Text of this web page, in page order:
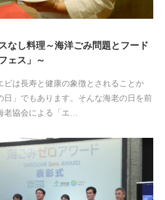
なし料理～海洋ごみ問題とフード
ェス」～
ビは長寿と健康の象徴とされることか
日」でもあります。そんな海老の日を前
老協会による「エ…